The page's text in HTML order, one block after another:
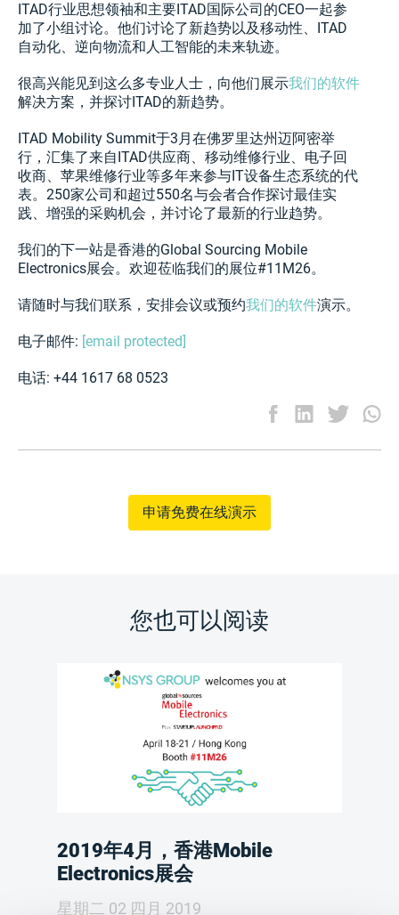
ITAD行业思想领袖和主要ITAD国际公司的CEO一起参
加了小组讨论。他们讨论了新趋势以及移动性、ITAD
自动化、逆向物流和人工智能的未来轨迹。
很高兴能见到这么多专业人士，向他们展示我们的软件
解决方案，并探讨ITAD的新趋势。
ITAD Mobility Summit于3月在佛罗里达州迈阿密举
行，汇集了来自ITAD供应商、移动维修行业、电子回
收商、苹果维修行业等多年来参与IT设备生态系统的代
表。250家公司和超过550名与会者合作探讨最佳实
践、增强的采购机会，并讨论了最新的行业趋势。
我们的下一站是香港的Global Sourcing Mobile
Electronics展会。欢迎莅临我们的展位#11M26。
请随时与我们联系，安排会议或预约我们的软件演示。
电子邮件: [email protected]
电话: +44 1617 68 0523
申请免费在线演示
您也可以阅读
2019年4月，香港Mobile
Electronics展会
星期二 02 四月 2019